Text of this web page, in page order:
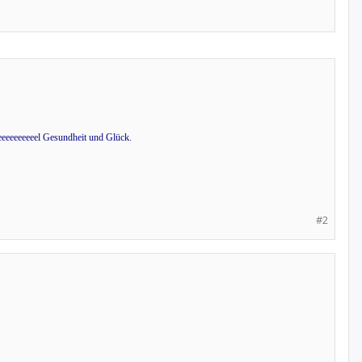
Gesundheit und Glück.
#2